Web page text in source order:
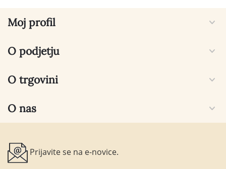
Moj profil
O podjetju
O trgovini
O nas
Prijavite se na e-novice.